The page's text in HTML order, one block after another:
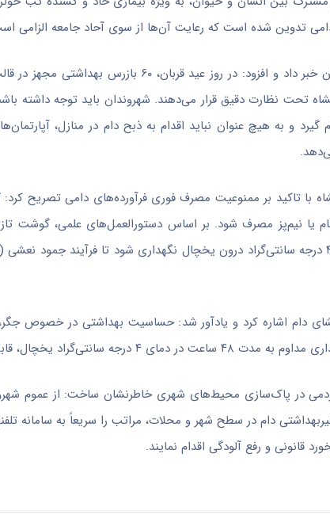
تدوین شده است که رعایت آن‌ها از سوی آحاد جامعه الزامی
وی از بسیج نیروهای نظارتی در سطح استان خبر داد و
تحت نظارت دقیق قرار می‌دهند. شهروندان باید توجه داشته
و به هیچ عنوان نباید اقدام به ذبح دام در منازل،
با تاکید بر ممنوعیت مصرف فوری فرآورده‌های دامی تصریح
یا نیم‌پز مصرف شود. بر اساس دستورالعمل‌های علمی، گوشت
مصرف، به مدت حداقل ۲۴ ساعت در دمای ۴ درجه سانتی‌گراد درون یخچال نگهداری شود
دام اشاره کرد و یادآور شد: حساسیت بهداشتی در خصوص
قابل شستشو، طبخ و مصرف خواهند بود.
در پاک‌سازی محیط‌های شهری خاطرنشان ساخت: از عموم
قانونی و رفع آلودگی اقدام نمایند.